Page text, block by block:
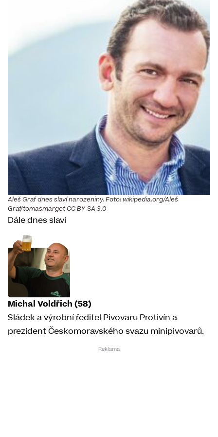
Aleš Graf dnes slaví narozeniny. Foto: wikipedia.org/Aleš
Graf/tomasmarget CC BY-SA 3.0
Dále dnes slaví
Michal Voldřich (58)
Sládek a výrobní ředitel Pivovaru Protivín a
prezident Českomoravského svazu minipivovarů.